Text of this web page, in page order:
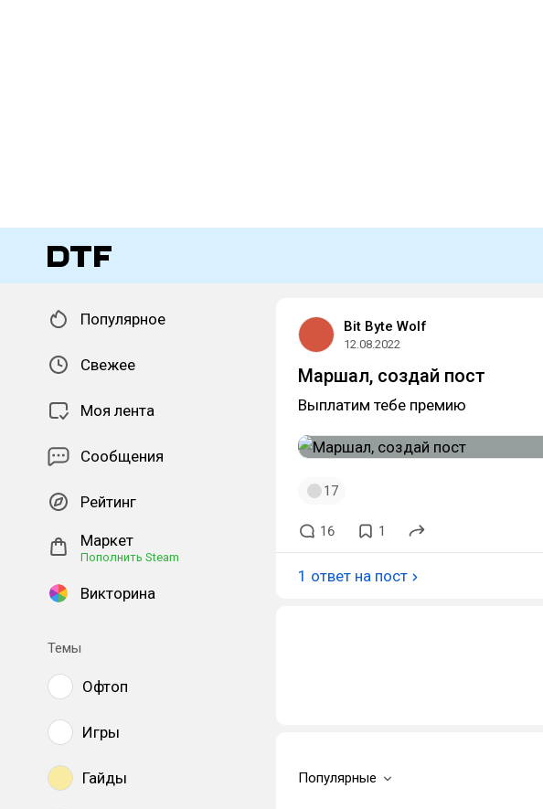
Популярное
Свежее
Моя лента
Сообщения
Рейтинг
Маркет
Пополнить Steam
Викторина
Темы
Офтоп
Игры
Гайды
Bit Byte Wolf
12.08.2022
Маршал, создай пост
Выплатим тебе премию
17
16 1
1 ответ на пост
Популярные